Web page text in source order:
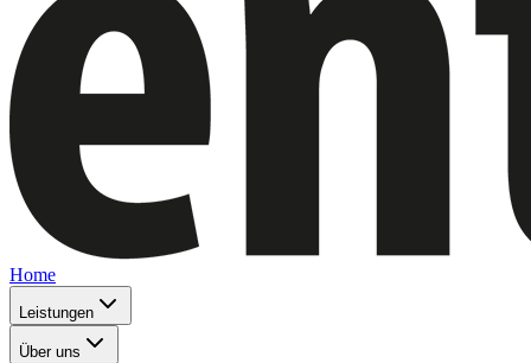
Home
Leistungen
Über uns